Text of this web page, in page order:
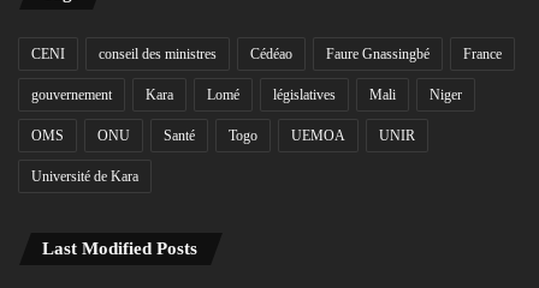
CENI conseil des ministres Cédéao Faure Gnassingbé France
gouvernement Kara Lomé législatives Mali Niger
OMS ONU Santé Togo UEMOA UNIR
Université de Kara
Last Modified Posts